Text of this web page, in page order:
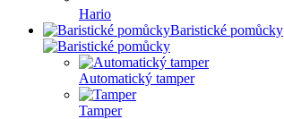
Hario
Baristické pomůcky
Automatický tamper
Tamper